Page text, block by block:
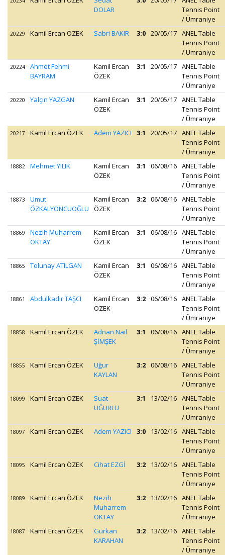
DOLAR
Tennis Point
/ Ümraniye
20229 Kamil Ercan ÖZEK Sabri BAKIR 3:0 20/05/17 ANEL Table
Tennis Point
/ Ümraniye
20224
Ahmet Fehmi
BAYRAM
Kamil Ercan
ÖZEK
3:1 20/05/17 ANEL Table
Tennis Point
/ Ümraniye
20220 Yalçın YAZGAN
Kamil Ercan
ÖZEK
3:1 20/05/17 ANEL Table
Tennis Point
/ Ümraniye
20217 Kamil Ercan ÖZEK Adem YAZICI 3:1 20/05/17 ANEL Table
Tennis Point
/ Ümraniye
18882 Mehmet YILIK
Kamil Ercan
ÖZEK
3:1 06/08/16 ANEL Table
Tennis Point
/ Ümraniye
18873
Umut
ÖZKALYONCUOĞLU
Kamil Ercan
ÖZEK
3:2 06/08/16 ANEL Table
Tennis Point
/ Ümraniye
18869
Nezih Muharrem
OKTAY
Kamil Ercan
ÖZEK
3:1 06/08/16 ANEL Table
Tennis Point
/ Ümraniye
18865 Tolunay ATILGAN
Kamil Ercan
ÖZEK
3:1 06/08/16 ANEL Table
Tennis Point
/ Ümraniye
18861 Abdulkadir TAŞCI
Kamil Ercan
ÖZEK
3:2 06/08/16 ANEL Table
Tennis Point
/ Ümraniye
18858 Kamil Ercan ÖZEK
Adnan Nail
ŞİMŞEK
3:1 06/08/16 ANEL Table
Tennis Point
/ Ümraniye
18855 Kamil Ercan ÖZEK
Uğur
KAYLAN
3:2 06/08/16 ANEL Table
Tennis Point
/ Ümraniye
18099 Kamil Ercan ÖZEK
Suat
UĞURLU
3:1 13/02/16 ANEL Table
Tennis Point
/ Ümraniye
18097 Kamil Ercan ÖZEK Adem YAZICI 3:0 13/02/16 ANEL Table
Tennis Point
/ Ümraniye
18095 Kamil Ercan ÖZEK Cihat EZGİ 3:2 13/02/16 ANEL Table
Tennis Point
/ Ümraniye
18089 Kamil Ercan ÖZEK
Nezih
Muharrem
OKTAY
3:2 13/02/16 ANEL Table
Tennis Point
/ Ümraniye
18087 Kamil Ercan ÖZEK
Gürkan
KARAHAN
3:2 13/02/16 ANEL Table
Tennis Point
/ Ümraniye